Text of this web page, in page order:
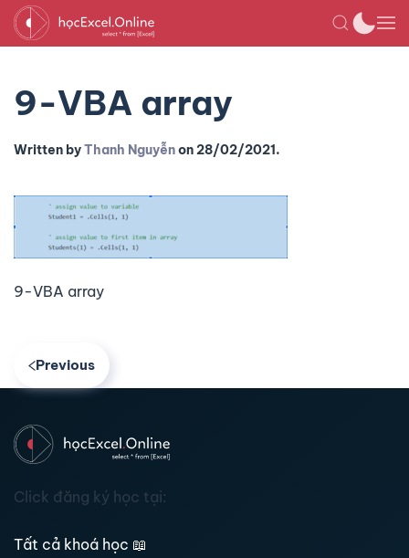
9-VBA array
Written byThanh Nguyễnon28/02/2021.
9-VBA array
Previous
Click đăng ký học tại:
Tất cả khoá học 📖